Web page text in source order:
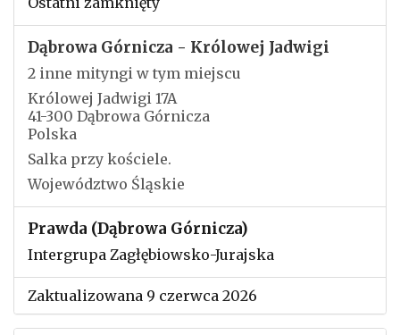
Dąbrowa Górnicza - Królowej Jadwigi
2 inne mityngi w tym miejscu
Królowej Jadwigi 17A
41-300 Dąbrowa Górnicza
Polska
Salka przy kościele.
Województwo Śląskie
Prawda (Dąbrowa Górnicza)
Intergrupa Zagłębiowsko-Jurajska
Zaktualizowana 9 czerwca 2026